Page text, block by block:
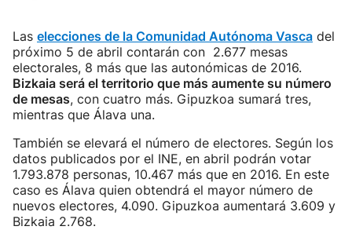
Las elecciones de la Comunidad Autónoma Vasca del
próximo 5 de abril contarán con 2.677 mesas
electorales, 8 más que las autonómicas de 2016.
Bizkaia será el territorio que más aumente su número
de mesas, con cuatro más. Gipuzkoa sumará tres,
mientras que Álava una.
También se elevará el número de electores. Según los
datos publicados por el INE, en abril podrán votar
1.793.878 personas, 10.467 más que en 2016. En este
caso es Álava quien obtendrá el mayor número de
nuevos electores, 4.090. Gipuzkoa aumentará 3.609 y
Bizkaia 2.768.